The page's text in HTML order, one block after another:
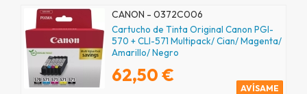
CANON - 0372C006
Cartucho de Tinta Original Canon PGI-
570 + CLI-571 Multipack/ Cian/ Magenta/
Amarillo/ Negro
62,50 €
AVÍSAME